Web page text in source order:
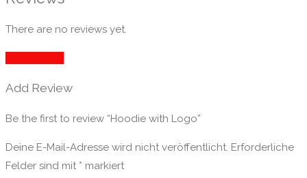
There are no reviews yet.
Add Review
Be the first to review “Hoodie with Logo”
Deine E-Mail-Adresse wird nicht veröffentlicht. Erforderliche
Felder sind mit * markiert